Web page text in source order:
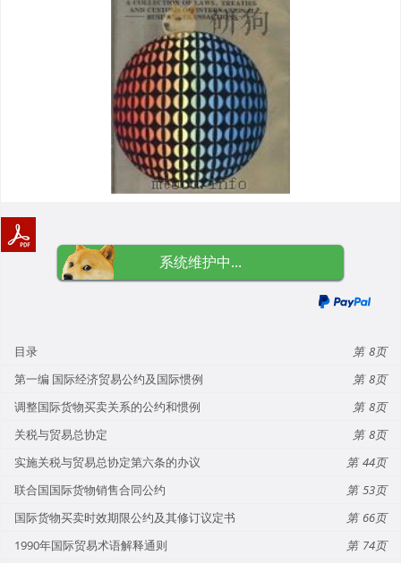
系统维护中...
目录
8
第一编 国际经济贸易公约及国际惯例
8
调整国际货物买卖关系的公约和惯例
8
关税与贸易总协定
8
实施关税与贸易总协定第六条的办议
44
联合国国际货物销售合同公约
53
国际货物买卖时效期限公约及其修订议定书
66
1990年国际贸易术语解释通则
74